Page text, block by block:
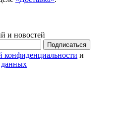
и новостей
Подписаться
конфиденциальности и
данных